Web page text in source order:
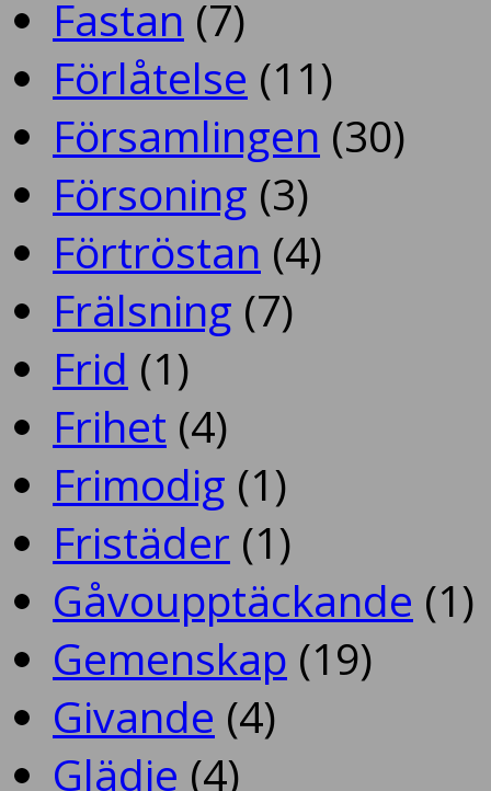
Fastan (7)
Förlåtelse (11)
Församlingen (30)
Försoning (3)
Förtröstan (4)
Frälsning (7)
Frid (1)
Frihet (4)
Frimodig (1)
Fristäder (1)
Gåvoupptäckande (1)
Gemenskap (19)
Givande (4)
Glädje (4)